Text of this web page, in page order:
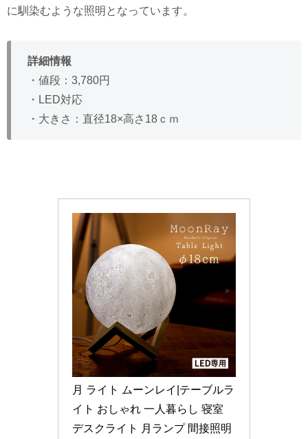
に馴染むような照明となっています。
詳細情報
・値段：3,780円
・LED対応
・大きさ：直径18×高さ18ｃｍ
月 ライト ムーンレイ|テーブルラ
イト おしゃれ 一人暮らし 寝室
デスクライト 月ランプ 間接照明